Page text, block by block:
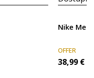
Nike
OFFER
38,99 €